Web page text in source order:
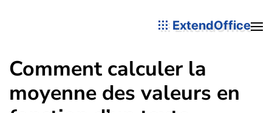
ExtendOffice
Comment calculer la
moyenne des valeurs en